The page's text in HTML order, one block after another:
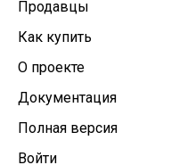
Продавцы
Как купить
О проекте
Документация
Полная версия
Войти